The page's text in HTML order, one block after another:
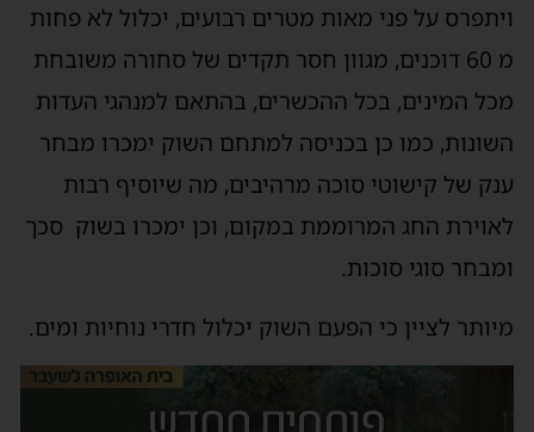
על פני מאות מטרים רבועים, יכלול לא פחות
מ 60 דוכנים, מגוון חסר תקדים של סחורה משובחת
המינים, בכל ההכשרים, בהתאם למנהגי העדות
כמו כן בכניסה למתחם השוק ימכרו מבחר
של קישוטי סוכה מרהיבים, מה שיוסיף רבות
החג המרוממת במקום, וכן ימכרו בשוק סכך
סוגי סוכות.
לציין כי הפעם השוק יכלול חדרי נוחיות ומים.